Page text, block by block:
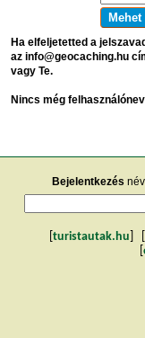
Ha elfeljetetted a
az info@geocaching.hu
vagy Te.
Nincs még
Bejelentkezés
turistautak.hu